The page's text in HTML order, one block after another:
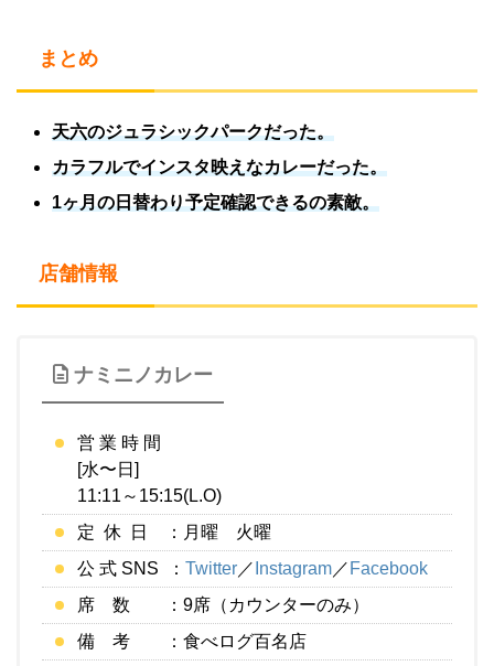
まとめ
天六のジュラシックパークだった。
カラフルでインスタ映えなカレーだった。
1ヶ月の日替わり予定確認できるの素敵。
店舗情報
ナミニノカレー
営 業 時 間
[水〜日]
11:11～15:15(L.O)
定 休 日 ：月曜 火曜
公 式 SNS ： Twitter／ Instagram／ Facebook
席 数 ：9席（カウンターのみ）
備 考 ：食べログ百名店